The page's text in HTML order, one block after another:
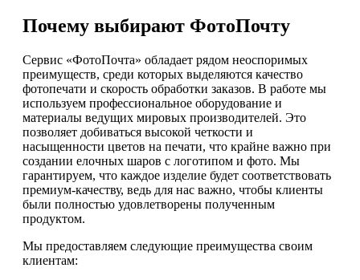
Почему выбирают ФотоПочту
Сервис «ФотоПочта» обладает рядом неоспоримых
преимуществ, среди которых выделяются качество
фотопечати и скорость обработки заказов. В работе мы
используем профессиональное оборудование и
материалы ведущих мировых производителей. Это
позволяет добиваться высокой четкости и
насыщенности цветов на печати, что крайне важно при
создании елочных шаров с логотипом и фото. Мы
гарантируем, что каждое изделие будет соответствовать
премиум-качеству, ведь для нас важно, чтобы клиенты
были полностью удовлетворены полученным
продуктом.
Мы предоставляем следующие преимущества своим
клиентам: